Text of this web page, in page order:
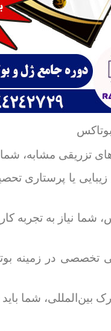
مشابه، شما
یا پرستاری
شما نیاز به
در زمینه
بین‌المللی، شما